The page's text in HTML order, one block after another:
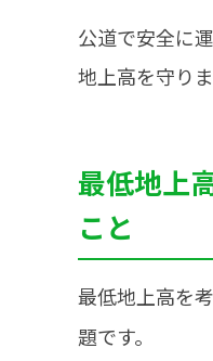
公道で安全に
地上高を守りま
最低地上
こと
最低地上高を
題です。